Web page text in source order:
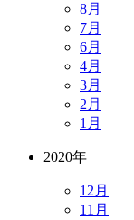
8月
7月
6月
4月
3月
2月
1月
2020年
12月
11月